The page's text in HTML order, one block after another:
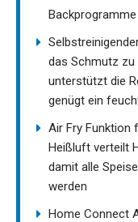
das Schmutz zu
unterstützt die
genügt ein
Air Fry Funktion
Heißluft verteilt
damit alle
werden
Home Connect